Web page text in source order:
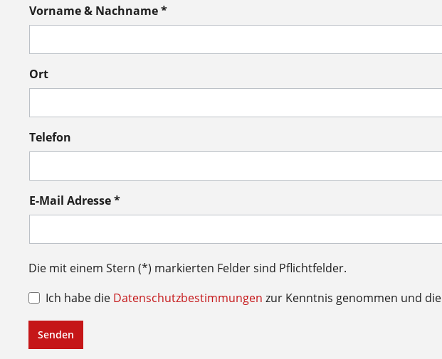
Vorname & Nachname *
Ort
Telefon
E-Mail Adresse *
Die mit einem Stern (*) markierten Felder sind Pflichtfelder.
Ich habe die Datenschutzbestimmungen zur Kenntnis genommen und die
Senden